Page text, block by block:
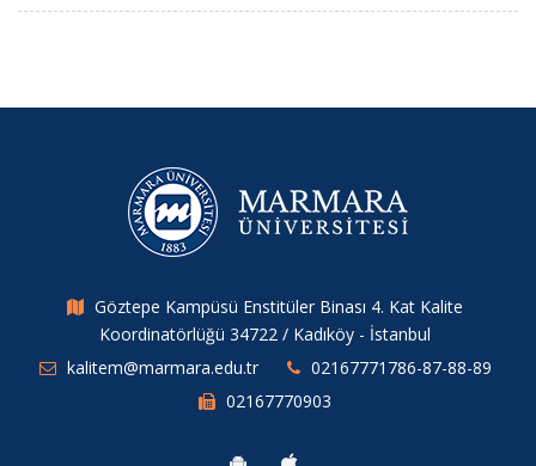
Göztepe Kampüsü Enstitüler Binası 4. Kat Kalite
Koordinatörlüğü 34722 / Kadıköy - İstanbul
kalitem@marmara.edu.tr
02167771786-87-88-89
02167770903